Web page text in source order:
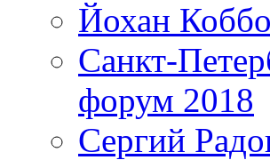
Йохан
Санкт-
форум 2018
Сергий